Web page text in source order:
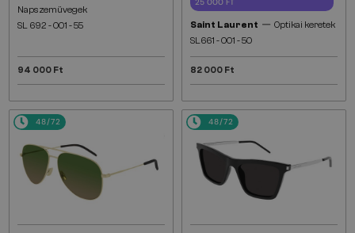
Napszemüvegek
SL 692 - 001 - 55
94 000 Ft
Saint Laurent — Optikai keretek
SL661 - 001 - 50
82 000 Ft
48/72 48/72